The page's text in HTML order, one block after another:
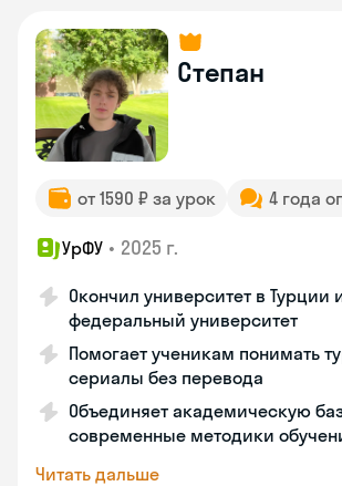
Степан
от 1590 ₽ за урок 4 года
УрФУ • 2025 г.
Окончил университет в Турции
федеральный университет
Помогает ученикам понимать
сериалы без перевода
Объединяет академическую
современные методики
Читать дальше